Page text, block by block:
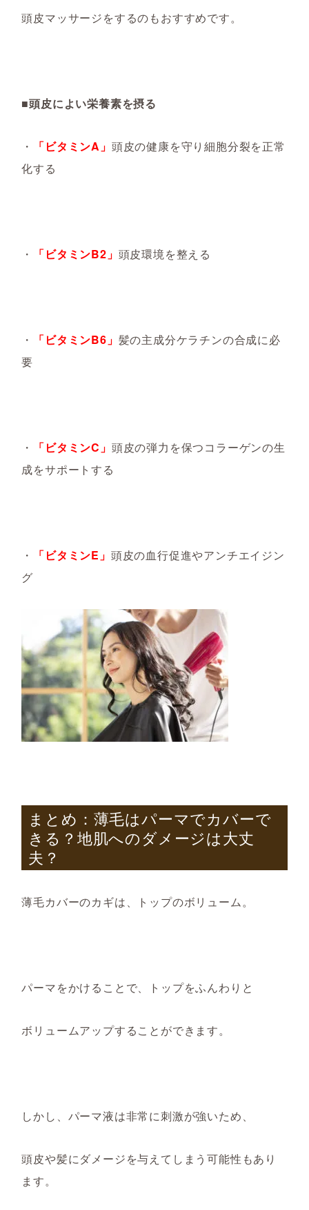
頭皮マッサージをするのもおすすめです。
■頭皮によい栄養素を摂る
・ 「ビタミンA」 頭皮の健康を守り細胞分裂を正常
化する
・ 「ビタミンB2」 頭皮環境を整える
・ 「ビタミンB6」 髪の主成分ケラチンの合成に必
要
・ 「ビタミンC」 頭皮の弾力を保つコラーゲンの生
成をサポートする
・ 「ビタミンE」 頭皮の血行促進やアンチエイジン
グ
まとめ：薄毛はパーマでカバーで
きる？地肌へのダメージは大丈
夫？
薄毛カバーのカギは、トップのボリューム。
パーマをかけることで、トップをふんわりと
ボリュームアップすることができます。
しかし、パーマ液は非常に刺激が強いため、
頭皮や髪にダメージを与えてしまう可能性もあり
ます。